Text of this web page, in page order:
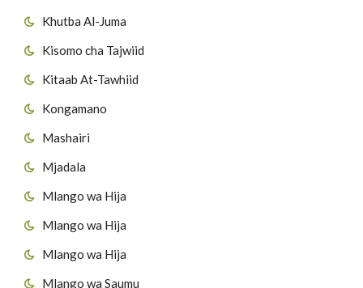
Khutba Al-Juma
Kisomo cha Tajwiid
Kitaab At-Tawhiid
Kongamano
Mashairi
Mjadala
Mlango wa Hija
Mlango wa Hija
Mlango wa Hija
Mlango wa Saumu